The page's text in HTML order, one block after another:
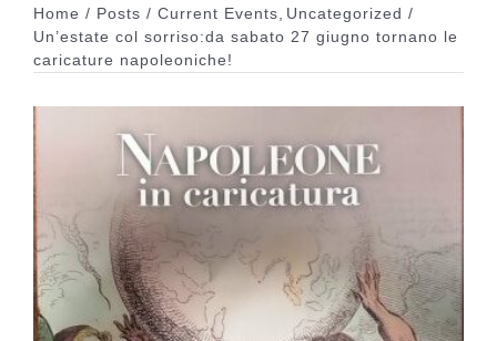
Activities
Marie Louise of Austria
Glauco Lombardi
Palazzo di Riserva
Publications
Home Posts Current Events Uncategorized
Un’estate col sorriso:da sabato 27 giugno tornano le
caricature napoleoniche!